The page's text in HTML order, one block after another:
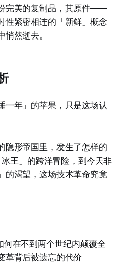
完美的复制品，其原件——
性紧密相连的「新鲜」概念
然逝去。
一年」的苹果，只是这场认
隐形帝国里，发生了怎样的
王」的跨洋冒险，到今天非
的渴望，这场技术革命究竟
何在不到两个世纪内颠覆全
革背后被遗忘的代价